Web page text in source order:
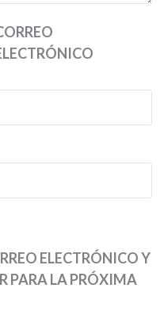
ELECTRÓNICO Y
PARA LA PRÓXIMA